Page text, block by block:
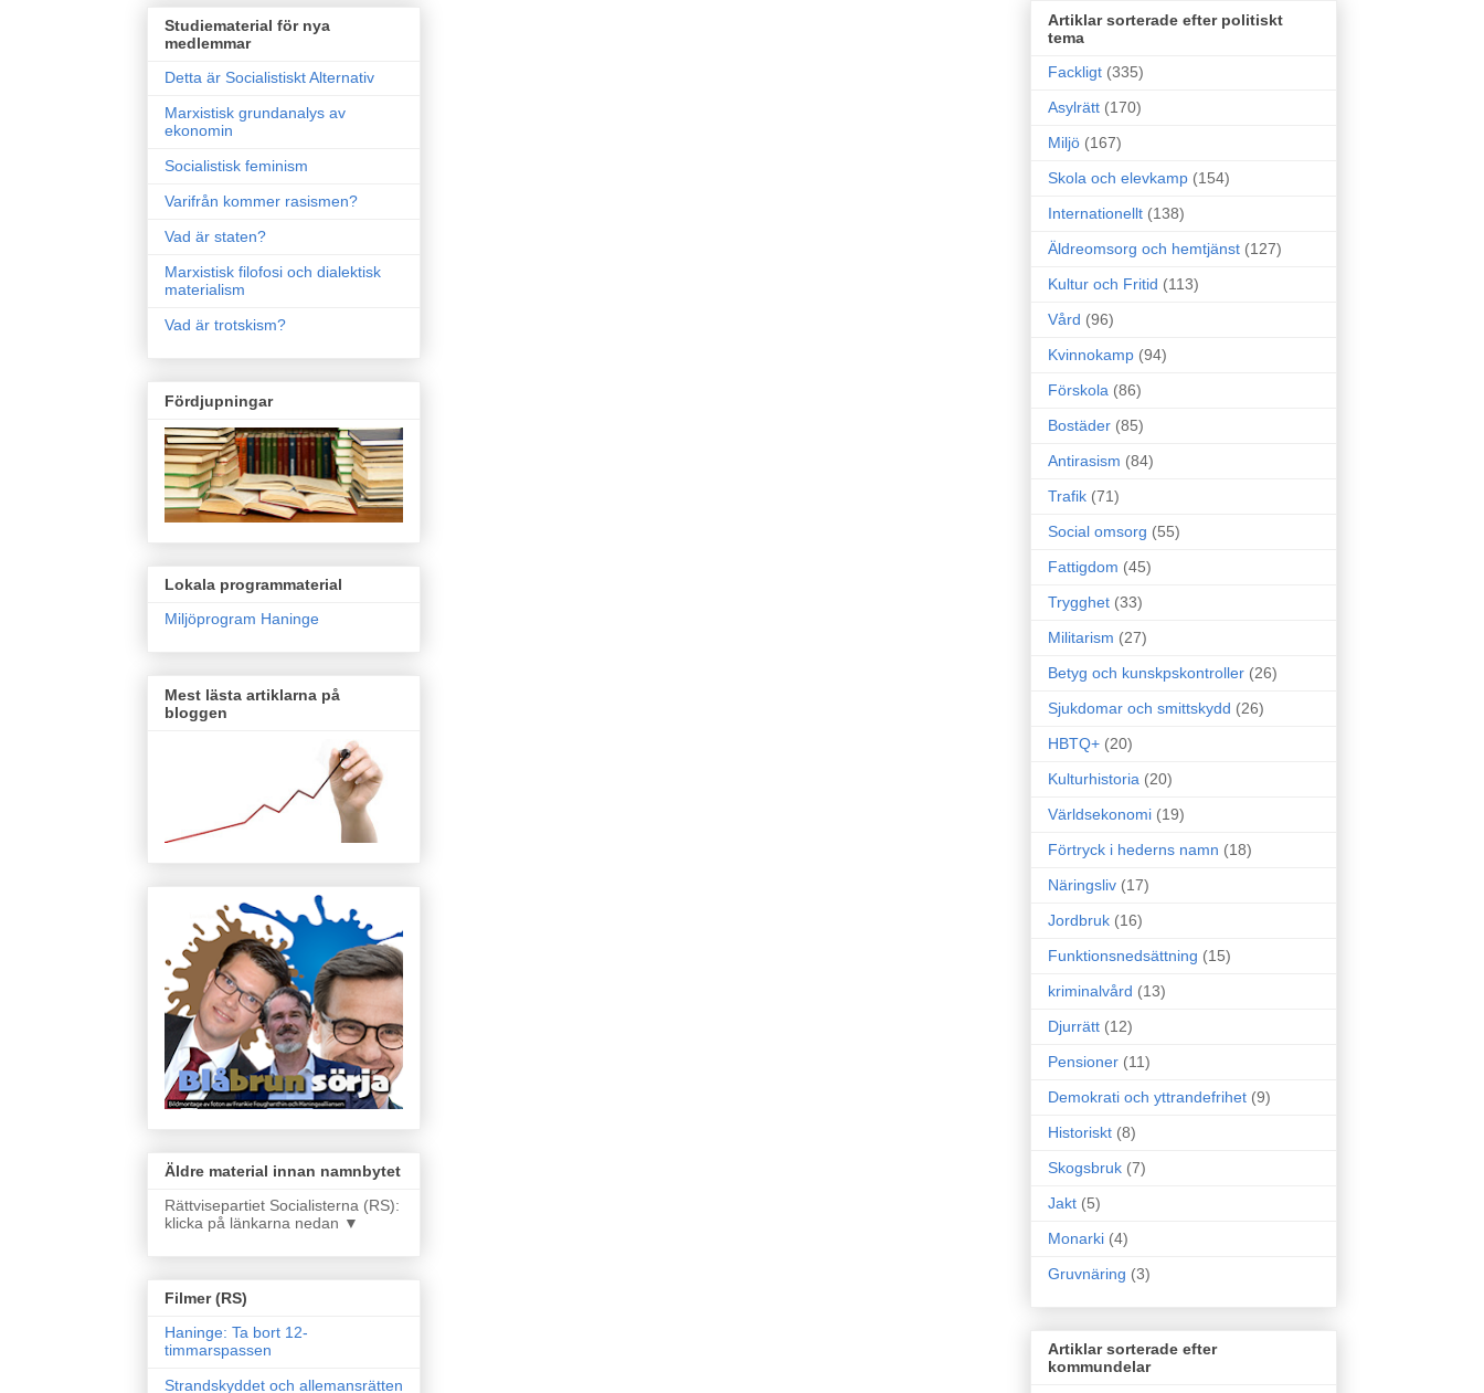
Studiematerial för nya
medlemmar
Detta är Socialistiskt Alternativ
Marxistisk grundanalys av
ekonomin
Socialistisk feminism
Varifrån kommer rasismen?
Vad är staten?
Marxistisk filofosi och dialektisk
materialism
Vad är trotskism?
Fördjupningar
Lokala programmaterial
Miljöprogram Haninge
Mest lästa artiklarna på
bloggen
Äldre material innan namnbytet
Rättvisepartiet Socialisterna (RS):
klicka på länkarna nedan ▼
Filmer (RS)
Haninge: Ta bort 12-
timmarspassen
Strandskyddet och allemansrätten
Artiklar sorterade efter politiskt
tema
Fackligt (335)
Asylrätt (170)
Miljö (167)
Skola och elevkamp (154)
Internationellt (138)
Äldreomsorg och hemtjänst (127)
Kultur och Fritid (113)
Vård (96)
Kvinnokamp (94)
Förskola (86)
Bostäder (85)
Antirasism (84)
Trafik (71)
Social omsorg (55)
Fattigdom (45)
Trygghet (33)
Militarism (27)
Betyg och kunskpskontroller (26)
Sjukdomar och smittskydd (26)
HBTQ+ (20)
Kulturhistoria (20)
Världsekonomi (19)
Förtryck i hederns namn (18)
Näringsliv (17)
Jordbruk (16)
Funktionsnedsättning (15)
kriminalvård (13)
Djurrätt (12)
Pensioner (11)
Demokrati och yttrandefrihet (9)
Historiskt (8)
Skogsbruk (7)
Jakt (5)
Monarki (4)
Gruvnäring (3)
Artiklar sorterade efter
kommundelar